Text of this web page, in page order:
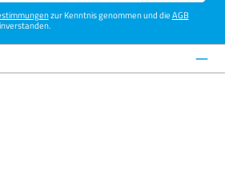
zur Kenntnis genommen und dieAGB